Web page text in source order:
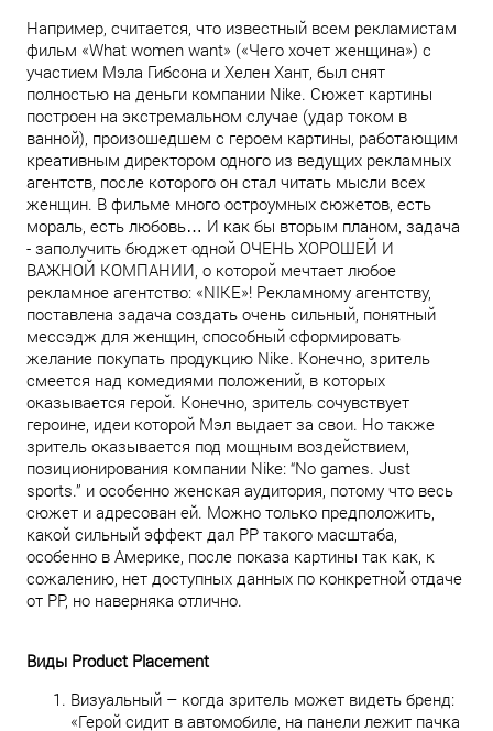
Например, считается, что известный всем рекламистам
фильм «What women want» («Чего хочет женщина») с
участием Мэла Гибсона и Хелен Хант, был снят
полностью на деньги компании Nike. Сюжет картины
построен на экстремальном случае (удар током в
ванной), произошедшем с героем картины, работающим
креативным директором одного из ведущих рекламных
агентств, после которого он стал читать мысли всех
женщин. В фильме много остроумных сюжетов, есть
мораль, есть любовь… И как бы вторым планом, задача
- заполучить бюджет одной ОЧЕНЬ ХОРОШЕЙ И
ВАЖНОЙ КОМПАНИИ, о которой мечтает любое
рекламное агентство: «NIKE»! Рекламному агентству,
поставлена задача создать очень сильный, понятный
мессэдж для женщин, способный сформировать
желание покупать продукцию Nike. Конечно, зритель
смеется над комедиями положений, в которых
оказывается герой. Конечно, зритель сочувствует
героине, идеи которой Мэл выдает за свои. Но также
зритель оказывается под мощным воздействием,
позиционирования компании Nike: “No games. Just
sports.” и особенно женская аудитория, потому что весь
сюжет и адресован ей. Можно только предположить,
какой сильный эффект дал PP такого масштаба,
особенно в Америке, после показа картины так как, к
сожалению, нет доступных данных по конкретной отдаче
от PP, но наверняка отлично.
Виды Product Placement
Визуальный – когда зритель может видеть бренд:
«Герой сидит в автомобиле, на панели лежит пачка